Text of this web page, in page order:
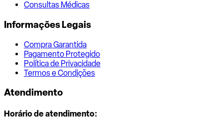
Consultas Médicas
Informações Legais
Compra Garantida
Pagamento Protegido
Política de Privacidade
Termos e Condições
Atendimento
Horário de atendimento: